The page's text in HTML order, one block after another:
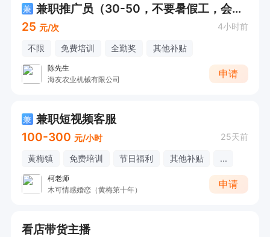
兼
兼职推广员（30-50，不要暑假工，会开小车）
25 元/次 4小时前
不限 免费培训 全勤奖 其他补贴
陈先生
海友农业机械有限公司
申请
兼 兼职短视频客服
100-300 元/小时 25天前
黄梅镇 免费培训 节日福利 其他补贴 ...
柯老师
木可情感婚恋（黄梅第十年）
申请
看店带货主播